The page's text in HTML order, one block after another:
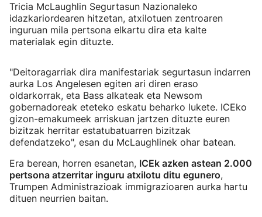
Tricia McLaughlin Segurtasun Nazionaleko
idazkariordearen hitzetan, atxilotuen zentroaren
inguruan mila pertsona elkartu dira eta kalte
materialak egin dituzte.
"Deitoragarriak dira manifestariak segurtasun indarren
aurka Los Angelesen egiten ari diren eraso
oldarkorrak, eta Bass alkateak eta Newsom
gobernadoreak eteteko eskatu beharko lukete. ICEko
gizon-emakumeek arriskuan jartzen dituzte euren
bizitzak herritar estatubatuarren bizitzak
defendatzeko", esan du McLaughlinek ohar batean.
Era berean, horren esanetan, ICEk azken astean 2.000
pertsona atzerritar inguru atxilotu ditu egunero,
Trumpen Administrazioak immigrazioaren aurka hartu
dituen neurrien baitan.